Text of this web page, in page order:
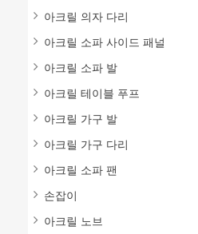
아크릴 의자 다리
아크릴 소파 사이드 패널
아크릴 소파 발
아크릴 테이블 푸프
아크릴 가구 발
아크릴 가구 다리
아크릴 소파 팬
손잡이
아크릴 노브